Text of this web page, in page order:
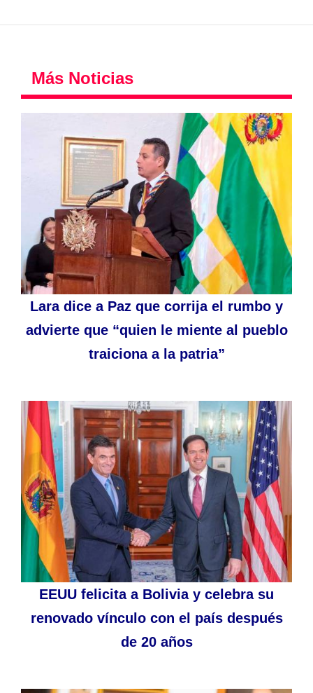
Más Noticias
Lara dice a Paz que corrija el rumbo y
advierte que “quien le miente al pueblo
traiciona a la patria”
EEUU felicita a Bolivia y celebra su
renovado vínculo con el país después
de 20 años